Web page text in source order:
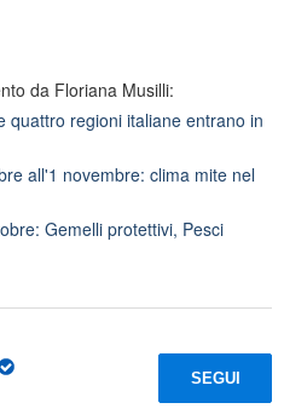
da Floriana Musilli:
quattro regioni italiane entrano in
all'1 novembre: clima mite nel
Gemelli protettivi, Pesci
SEGUI